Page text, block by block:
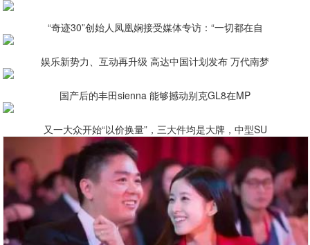
“奇迹30”创始人凤凰娴接受媒体专访：“一切都在自
娱乐新势力、互动再升级 高达中国计划发布 万代南梦
国产后的丰田sienna 能够撼动别克GL8在MP
又一大众开始“以价换量”，三大件均是大牌，中型SU